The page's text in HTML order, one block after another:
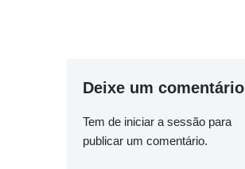
Deixe um comentário
Tem de iniciar a sessão para
publicar um comentário.